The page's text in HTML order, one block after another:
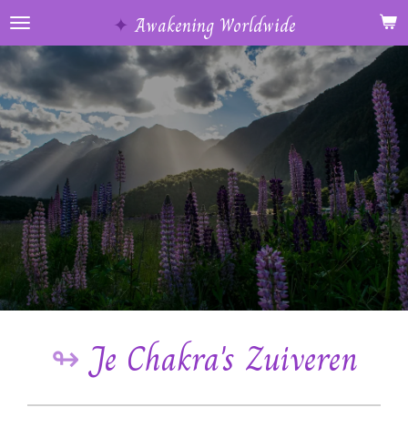
Ga
direct
naar
de
hoofdinhoud
✦ Awakening Worldwide
↬Je Chakra's Zuiveren